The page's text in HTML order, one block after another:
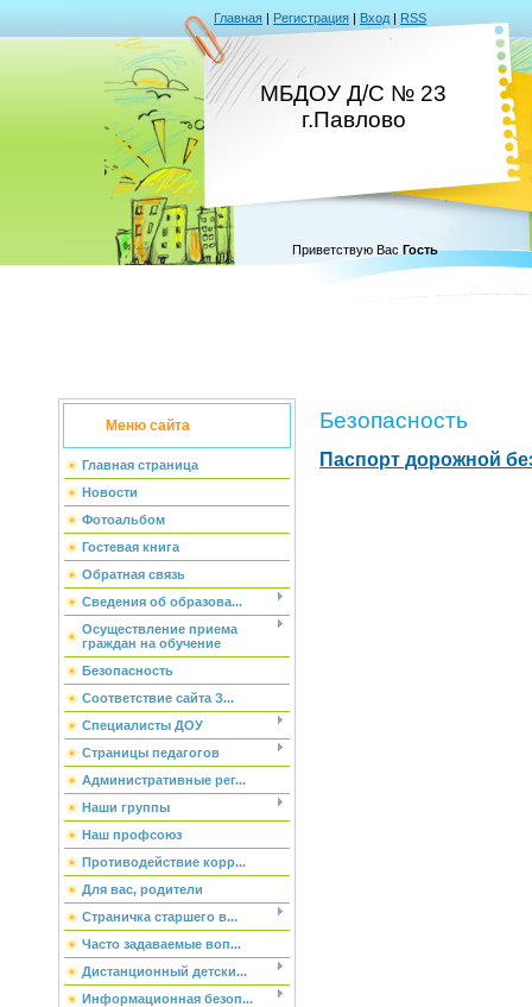
Главная | Регистрация | Вход | RSS
МБДОУ Д/С № 23
г.Павлово
Приветствую Вас Гость
Меню сайта
Главная страница
Новости
Фотоальбом
Гостевая книга
Обратная связь
Сведения об образова...
Осуществление приема
граждан на обучение
Безопасность
Соответствие сайта З...
Специалисты ДОУ
Страницы педагогов
Административные рег...
Наши группы
Наш профсоюз
Противодействие корр...
Для вас, родители
Страничка старшего в...
Часто задаваемые воп...
Дистанционный детски...
Информационная безоп...
Безопасность
Паспорт дорожной